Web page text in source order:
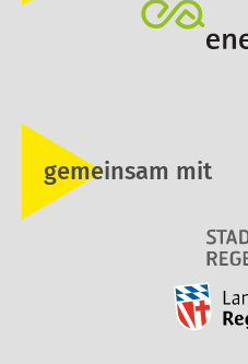
gemeinsam mit